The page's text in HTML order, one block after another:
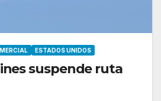
ESTADOS UNIDOS
suspende ruta